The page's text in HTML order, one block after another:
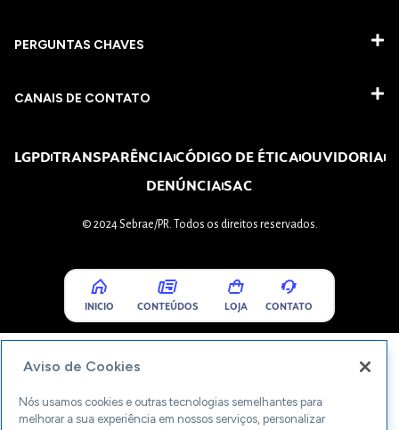
PERGUNTAS CHAVES​
CANAIS DE CONTATO
LGPDTRANSPARÊNCIACÓDIGO DE ÉTICAOUVIDORIA
DENÚNCIASAC
© 2024 Sebrae/PR. Todos os direitos reservados.
INICIO CONTEÚDOS LOJA CONTATO
Aviso de Cookies
Nós usamos cookies e outras tecnologias semelhantes para
melhorar a sua experiência em nossos serviços, personalizar